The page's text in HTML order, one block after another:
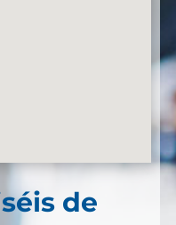
de